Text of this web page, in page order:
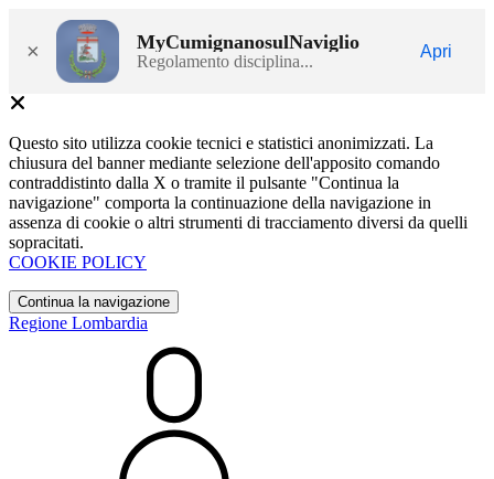
× MyCumignanosulNaviglio
Regolamento disciplina...
Apri
Questo sito utilizza cookie tecnici e statistici anonimizzati. La
chiusura del banner mediante selezione dell'apposito comando
contraddistinto dalla X o tramite il pulsante "Continua la
navigazione" comporta la continuazione della navigazione in
assenza di cookie o altri strumenti di tracciamento diversi da quelli
sopracitati.
COOKIE POLICY
Continua la navigazione
Regione Lombardia